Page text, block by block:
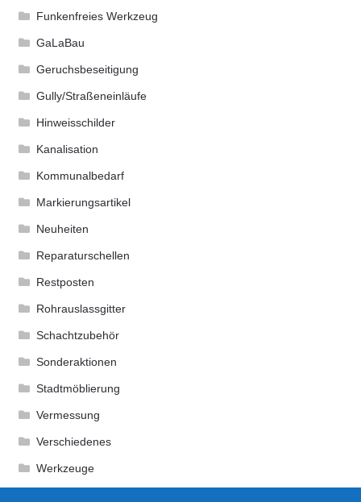
Verschiedenes
Werkzeuge
Funkenfreies Werkzeug
GaLaBau
Geruchsbeseitigung
Gully/Straßeneinläufe
Hinweisschilder
Kanalisation
Kommunalbedarf
Markierungsartikel
Neuheiten
Reparaturschellen
Restposten
Rohrauslassgitter
Schachtzubehör
Sonderaktionen
Stadtmöblierung
Vermessung
Verschiedenes
Werkzeuge